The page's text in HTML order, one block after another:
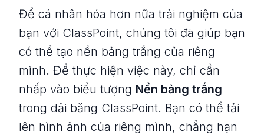
Để cá nhân hóa hơn nữa trải nghiệm của
bạn với ClassPoint, chúng tôi đã giúp bạn
có thể tạo nền bảng trắng của riêng
mình. Để thực hiện việc này, chỉ cần
nhấp vào biểu tượng Nền bảng trắng
trong dải băng ClassPoint. Bạn có thể tải
lên hình ảnh của riêng mình, chẳng hạn